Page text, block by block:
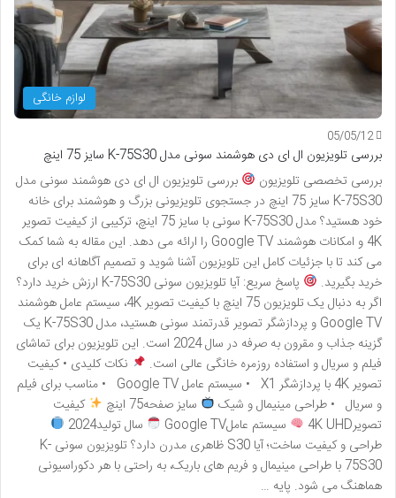
لوازم خانگی
05/05/12
بررسی تلویزیون ال ای دی هوشمند سونی مدل K-75S30 سایز 75 اینچ
بررسی تخصصی تلویزیون
بررسی تلویزیون ال ای دی هوشمند سونی مدل
K-75S30 سایز 75 اینچ در جستجوی تلویزیونی بزرگ و هوشمند برای خانه
خود هستید؟ مدل K-75S30 سونی با سایز 75 اینچ، ترکیبی از کیفیت تصویر
4K و امکانات هوشمند Google TV را ارائه می دهد. این مقاله به شما کمک
می کند تا با جزئیات کامل این تلویزیون آشنا شوید و تصمیم آگاهانه ای برای
خرید بگیرید.
پاسخ سریع: آیا تلویزیون سونی K-75S30 ارزش خرید دارد؟
اگر به دنبال یک تلویزیون 75 اینچ با کیفیت تصویر 4K، سیستم عامل هوشمند
Google TV و پردازشگر تصویر قدرتمند سونی هستید، مدل K-75S30 یک
گزینه جذاب و مقرون به صرفه در سال 2024 است. این تلویزیون برای تماشای
فیلم و سریال و استفاده روزمره خانگی عالی است.
نکات کلیدی • کیفیت
تصویر 4K با پردازشگر X1 • سیستم عامل Google TV • مناسب برای فیلم
و سریال • طراحی مینیمال و شیک
سایز صفحه75 اینچ
کیفیت
تصویر4K UHD
سیستم عاملGoogle TV
سال تولید2024
طراحی و کیفیت ساخت؛ آیا S30 ظاهری مدرن دارد؟ تلویزیون سونی K-
75S30 با طراحی مینیمال و فریم های باریک، به راحتی با هر دکوراسیونی
هماهنگ می شود. پایه …